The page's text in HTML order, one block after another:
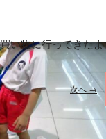
い物に行ってきたよ
次へ →